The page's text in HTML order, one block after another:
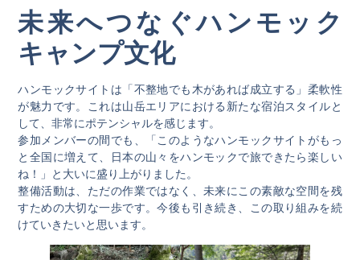
未来へつなぐハンモック
キャンプ文化
ハンモックサイトは「不整地でも木があれば成立する」柔軟性
が魅力です。これは山岳エリアにおける新たな宿泊スタイルと
して、非常にポテンシャルを感じます。
参加メンバーの間でも、「このようなハンモックサイトがもっ
と全国に増えて、日本の山々をハンモックで旅できたら楽しい
ね！」と大いに盛り上がりました。
整備活動は、ただの作業ではなく、未来にこの素敵な空間を残
すための大切な一歩です。今後も引き続き、この取り組みを続
けていきたいと思います。